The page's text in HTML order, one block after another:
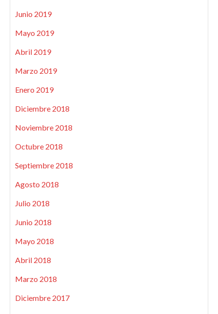
Junio 2019
Mayo 2019
Abril 2019
Marzo 2019
Enero 2019
Diciembre 2018
Noviembre 2018
Octubre 2018
Septiembre 2018
Agosto 2018
Julio 2018
Junio 2018
Mayo 2018
Abril 2018
Marzo 2018
Diciembre 2017